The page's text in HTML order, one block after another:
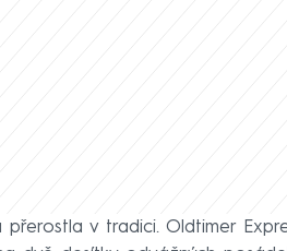
přerostla v tradici. Oldtimer